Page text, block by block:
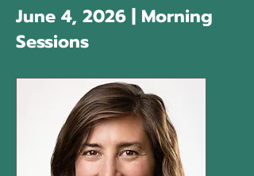
June 4, 2026 | Morning
Sessions